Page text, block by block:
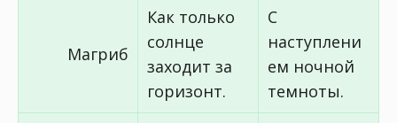
Магриб
Как только
солнце
заходит за
горизонт.
С
наступлени
ем ночной
темноты.